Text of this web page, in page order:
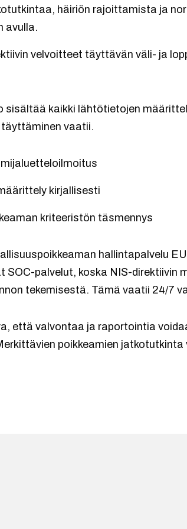
häiriön rajoittamista ja
avulla.
velvoitteet täyttävän väli- ja
sisältää kaikki lähtötietojen
vaatii.
kirjallisesti
kriteeristön täsmennys
hallintapalvelu
SOC-palvelut, koska NIS-direktiivin
tekemisestä. Tämä vaatii 24/7
että valvontaa ja raportointia
poikkeamien